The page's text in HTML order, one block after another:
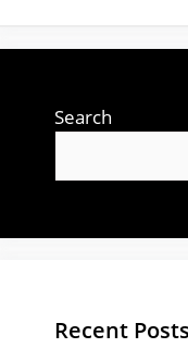
Search
Recent Posts